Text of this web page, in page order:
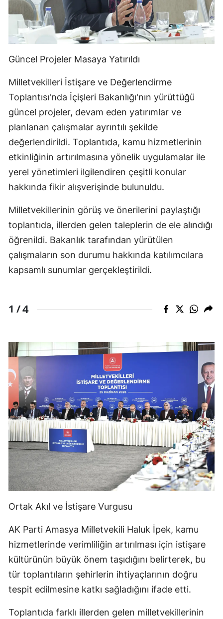
Güncel Projeler Masaya Yatırıldı
Milletvekilleri İstişare ve Değerlendirme
Toplantısı'nda İçişleri Bakanlığı'nın yürüttüğü
güncel projeler, devam eden yatırımlar ve
planlanan çalışmalar ayrıntılı şekilde
değerlendirildi. Toplantıda, kamu hizmetlerinin
etkinliğinin artırılmasına yönelik uygulamalar ile
yerel yönetimleri ilgilendiren çeşitli konular
hakkında fikir alışverişinde bulunuldu.
Milletvekillerinin görüş ve önerilerini paylaştığı
toplantıda, illerden gelen taleplerin de ele alındığı
öğrenildi. Bakanlık tarafından yürütülen
çalışmaların son durumu hakkında katılımcılara
kapsamlı sunumlar gerçekleştirildi.
1 /4
Ortak Akıl ve İstişare Vurgusu
AK Parti Amasya Milletvekili Haluk İpek, kamu
hizmetlerinde verimliliğin artırılması için istişare
kültürünün büyük önem taşıdığını belirterek, bu
tür toplantıların şehirlerin ihtiyaçlarının doğru
tespit edilmesine katkı sağladığını ifade etti.
Toplantıda farklı illerden gelen milletvekillerinin